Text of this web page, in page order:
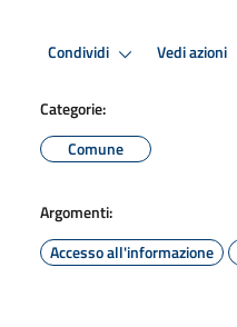
Condividi Vedi azioni
Categorie:
Comune
Argomenti:
Accesso all'informazione